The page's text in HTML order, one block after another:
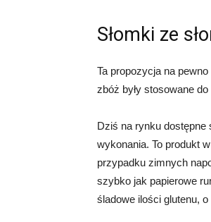
Słomki ze
Ta propozycja na
zbóż były stosowane
Dziś na rynku dostępne
wykonania. To produkt
przypadku zimnych
szybko jak papierowe
śladowe ilości glutenu,